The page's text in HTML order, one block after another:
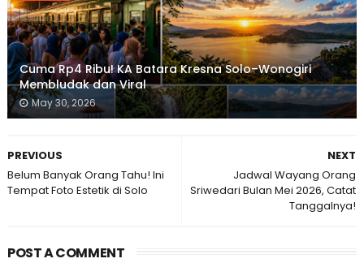
Cuma Rp4 Ribu! KA Batara Kresna Solo–Wonogiri
Membludak dan Viral
May 30, 2026
NEXT
Jadwal Wayang Orang
Sriwedari Bulan Mei 2026, Catat
Tanggalnya!
PREVIOUS
Belum Banyak Orang Tahu! Ini
Tempat Foto Estetik di Solo
POST A COMMENT